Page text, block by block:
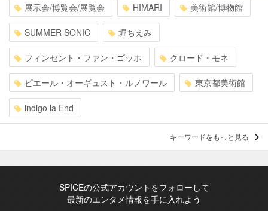
展示会/博覧会/展覧会 HIMARI 美術館/博物館
SUMMER SONIC 堀ちえみ
フィンセント・ファン・ゴッホ クロード・モネ
ピエール・オーギュスト・ルノワール 東京都美術館
indigo la End
キーワードをもっと見る
SPICEの公式アカウントをフォローして
最新のエンタメ情報を手に入れよう